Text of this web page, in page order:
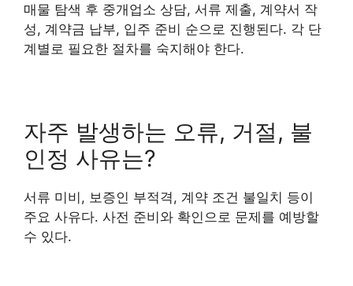
매물 탐색 후 중개업소 상담, 서류 제출, 계약서 작
성, 계약금 납부, 입주 준비 순으로 진행된다. 각 단
계별로 필요한 절차를 숙지해야 한다.
자주 발생하는 오류, 거절, 불
인정 사유는?
서류 미비, 보증인 부적격, 계약 조건 불일치 등이
주요 사유다. 사전 준비와 확인으로 문제를 예방할
수 있다.